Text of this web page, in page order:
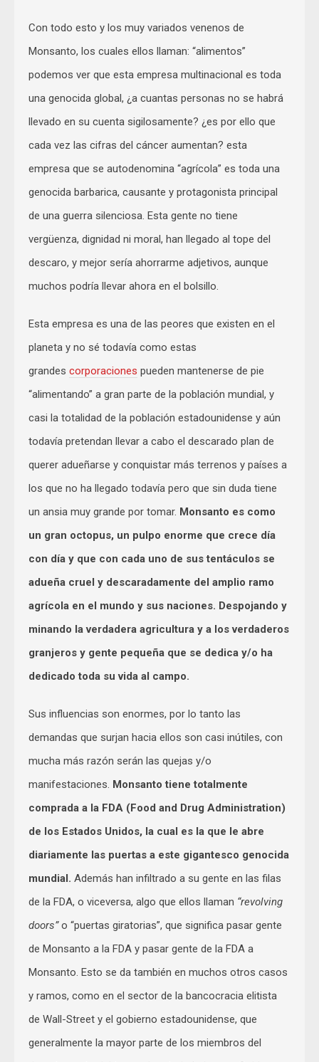
Con todo esto y los muy variados venenos de
Monsanto, los cuales ellos llaman: “alimentos”
podemos ver que esta empresa multinacional es toda
una genocida global, ¿a cuantas personas no se habrá
llevado en su cuenta sigilosamente? ¿es por ello que
cada vez las cifras del cáncer aumentan? esta
empresa que se autodenomina “agrícola” es toda una
genocida barbarica, causante y protagonista principal
de una guerra silenciosa. Esta gente no tiene
vergüenza, dignidad ni moral, han llegado al tope del
descaro, y mejor sería ahorrarme adjetivos, aunque
muchos podría llevar ahora en el bolsillo.
Esta empresa es una de las peores que existen en el
planeta y no sé todavía como estas
grandes corporaciones pueden mantenerse de pie
“alimentando” a gran parte de la población mundial, y
casi la totalidad de la población estadounidense y aún
todavía pretendan llevar a cabo el descarado plan de
querer adueñarse y conquistar más terrenos y países a
los que no ha llegado todavía pero que sin duda tiene
un ansia muy grande por tomar. Monsanto es como
un gran octopus, un pulpo enorme que crece día
con día y que con cada uno de sus tentáculos se
adueña cruel y descaradamente del amplio ramo
agrícola en el mundo y sus naciones. Despojando y
minando la verdadera agricultura y a los verdaderos
granjeros y gente pequeña que se dedica y/o ha
dedicado toda su vida al campo.
Sus influencias son enormes, por lo tanto las
demandas que surjan hacia ellos son casi inútiles, con
mucha más razón serán las quejas y/o
manifestaciones. Monsanto tiene totalmente
comprada a la FDA (Food and Drug Administration)
de los Estados Unidos, la cual es la que le abre
diariamente las puertas a este gigantesco genocida
mundial. Además han infiltrado a su gente en las filas
de la FDA, o viceversa, algo que ellos llaman “revolving
doors”o “puertas giratorias”, que significa pasar gente
de Monsanto a la FDA y pasar gente de la FDA a
Monsanto. Esto se da también en muchos otros casos
y ramos, como en el sector de la bancocracia elitista
de Wall-Street y el gobierno estadounidense, que
generalmente la mayor parte de los miembros del